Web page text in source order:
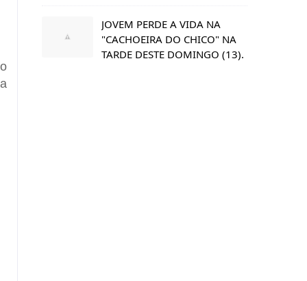
JOVEM PERDE A VIDA NA
"CACHOEIRA DO CHICO" NA
TARDE DESTE DOMINGO (13).